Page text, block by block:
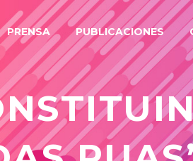
PRENSA PUBLICACIONES